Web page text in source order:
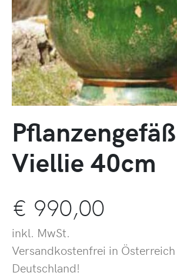
Viellie 40cm
€ 990,00
inkl. MwSt.
Versandkostenfrei in
Deutschland!